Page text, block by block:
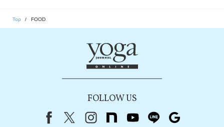
Top FOOD
FOLLOW US
FacebookX（旧Twitter）
instagram
note youtubeline